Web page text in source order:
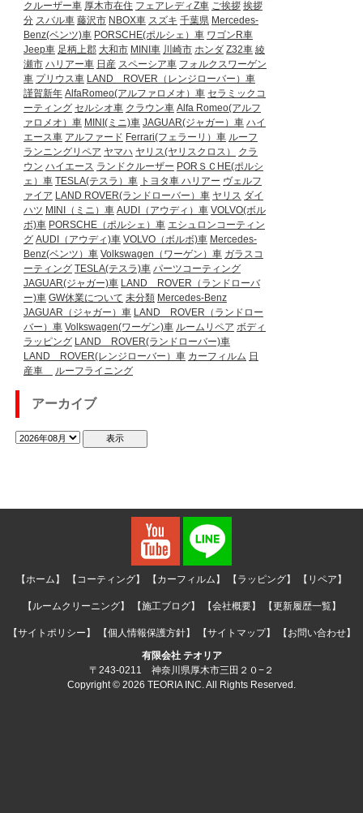
クルーザー車 厚木市在住 フェアレディZ車 ご挨拶 挨拶
分 スバル車 藤沢市 NBOX車 スズキ 千葉県 Mercedes-
Benz(ベンツ)車 PORSCHE(ポルシェ）車 ワゴンR車
Jeep車 足柄上郡 大和市 MINI車 川崎市 ホンダ Z32車 綾
瀬市 ハリアー車 日産 スペーシア車 フォルクスワーゲン
車 プリウス車 LAND ROVER（レンジローバー）車
謹賀新年 AlfaRomeo(アルファロメオ）車 セラミックコ
ーティング セルシオ車 クラウン車 Alfa Romeo(アルフ
ァロメオ）車 MINI(ミニ)車 JAGUAR(ジャガー）車 ハイ
エース車 アルファード Ferrari(フェラーリ）車 ルーフ
ランニングリペア ヤマハ ヤリス(ヤリスクロス）
クラ
ウン ハイエース ランドクルーザー PORＳＣHE(ポルシ
ェ）車 TESLA(テスラ）車 トヨタ車 ハリアー ヴェルフ
ァイア LAND ROVER(ランドローバー）車 ヤリス ダイ
ハツ MINI（ミニ）車 AUDI（アウディ）車 VOLVO(ボル
ボ)車 PORSCHE（ポルシェ）車 エシュロンコーティン
グ AUDI（アウディ)車 VOLVO（ボルボ)車 Mercedes-
Benz(ベンツ）車 Volkswagen（ワーゲン）車 ガラスコ
ーティング TESLA(テスラ)車 パーツコーティング
JAGUAR(ジャガー)車 LAND ROVER（ランドローバ
ー)車 GW休業について 未分類 Mercedes-Benz
JAGUAR（ジャガー）車 LAND ROVER（ランドロー
バー）車 Volkswagen(ワーゲン)車 ルームリペア ボディ
ラッピング LAND ROVER(ランドローバー)車
LAND ROVER(レンジローバー）車 カーフィルム 日
産車
ルーフライニング
アーカイブ
【ホーム】 【コーティング】 【カーフィルム】 【ラッピング】 【リペア】
【ルームクリーニング】 【施工ブログ】 【会社概要】 【更新履歴一覧】
【サイトポリシー】 【個人情報保護方針】 【サイトマップ】
【お問い合わせ】
有限会社 テオリア
〒243-0211 神奈川県厚木市三田２０−２
Copyright © 2026 TEORIA INC. All Rights Reserved.